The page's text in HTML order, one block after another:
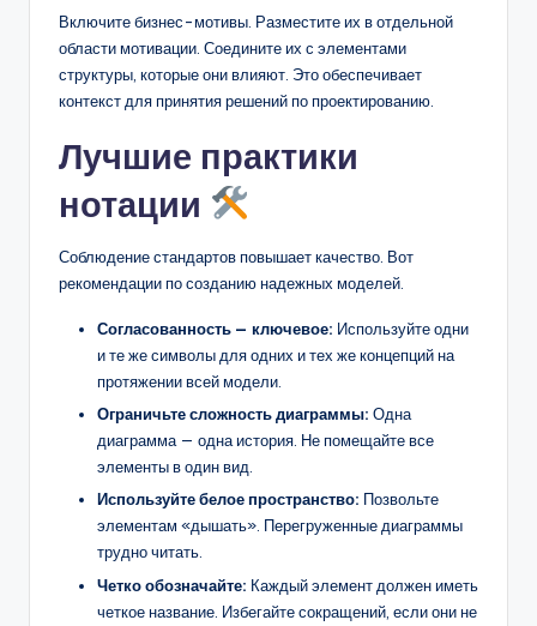
Включите бизнес-мотивы. Разместите их в отдельной
области мотивации. Соедините их с элементами
структуры, которые они влияют. Это обеспечивает
контекст для принятия решений по проектированию.
Лучшие практики
нотации
Соблюдение стандартов повышает качество. Вот
рекомендации по созданию надежных моделей.
Согласованность — ключевое: Используйте одни
и те же символы для одних и тех же концепций на
протяжении всей модели.
Ограничьте сложность диаграммы: Одна
диаграмма — одна история. Не помещайте все
элементы в один вид.
Используйте белое пространство: Позвольте
элементам «дышать». Перегруженные диаграммы
трудно читать.
Четко обозначайте: Каждый элемент должен иметь
четкое название. Избегайте сокращений, если они не